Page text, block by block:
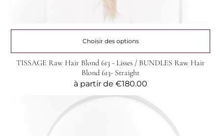
Choisir des options
TISSAGE Raw Hair Blond 613 - Lisses / BUNDLES Raw Hair
Blond 613- Straight
Prix
habituel
à partir de €180.00